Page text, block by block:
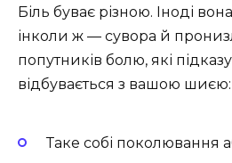
Біль буває різною. Іноді
інколи ж — сувора й
попутників болю, які
відбувається з вашою шиєю:
Таке собі поколювання